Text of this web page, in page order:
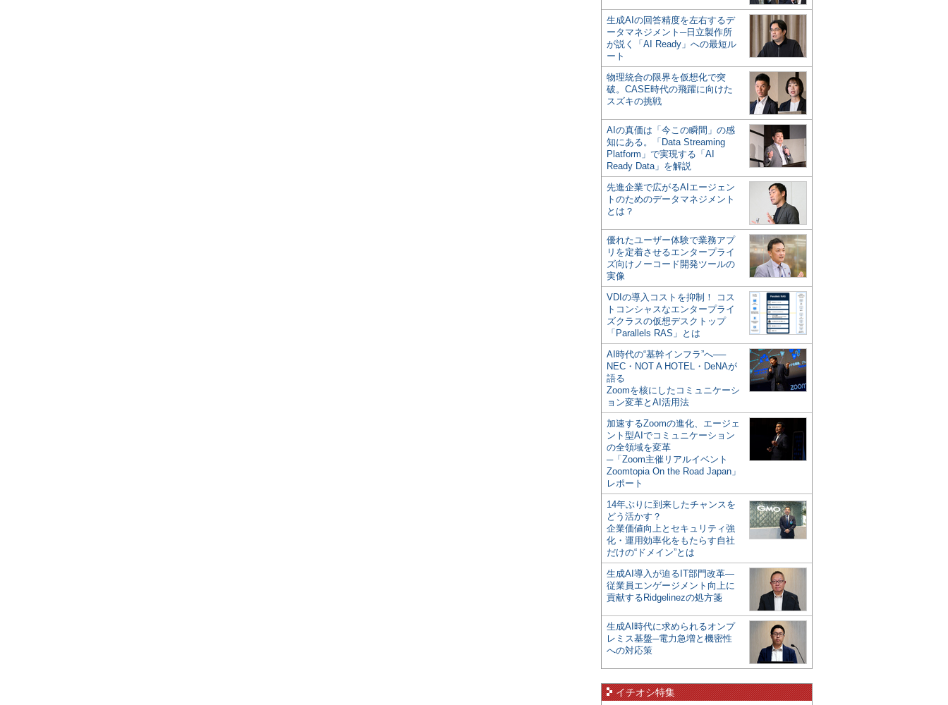
生成AIの回答精度を左右するデ
ータマネジメント─日立製作所
が説く「AI Ready」への最短ル
ート
物理統合の限界を仮想化で突
破。CASE時代の飛躍に向けた
スズキの挑戦
AIの真価は「今この瞬間」の感
知にある。「Data Streaming
Platform」で実現する「AI
Ready Data」を解説
先進企業で広がるAIエージェン
トのためのデータマネジメント
とは？
優れたユーザー体験で業務アプ
リを定着させるエンタープライ
ズ向けノーコード開発ツールの
実像
VDIの導入コストを抑制！ コス
トコンシャスなエンタープライ
ズクラスの仮想デスクトップ
「Parallels RAS」とは
AI時代の“基幹インフラ”へ──
NEC・NOT A HOTEL・DeNAが
語る
Zoomを核にしたコミュニケーシ
ョン変革とAI活用法
加速するZoomの進化、エージェ
ント型AIでコミュニケーション
の全領域を変革
─「Zoom主催リアルイベント
Zoomtopia On the Road Japan」
レポート
14年ぶりに到来したチャンスを
どう活かす？
企業価値向上とセキュリティ強
化・運用効率化をもたらす自社
だけの“ドメイン”とは
生成AI導入が迫るIT部門改革―
従業員エンゲージメント向上に
貢献するRidgelinezの処方箋
生成AI時代に求められるオンプ
レミス基盤─電力急増と機密性
への対応策
イチオシ特集